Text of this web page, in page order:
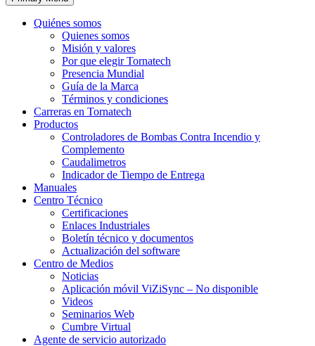
Quiénes somos
Quienes somos
Misión y valores
Por que elegir Tornatech
Presencia Mundial
Guía de la Marca
Términos y condiciones
Carreras en Tornatech
Productos
Controladores de Bombas Contra Incendio y
Complemento
Caudalimetros
Indicador de Tiempo de Entrega
Manuales
Centro Técnico
Certificaciones
Enlaces Industriales
Boletín técnico y documentos
Actualización del software
Centro de Medios
Noticias
Aplicación móvil ViZiSync – No disponible
Videos
Seminarios Web
Cumbre Virtual
Agente de servicio autorizado